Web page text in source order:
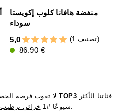
منفضة هافانا كلوب إكويستا
سوداء
5,0
(1 تصنيف)
86.90 €
TOP3
شيوعًا #1
خزائن ترطيب .